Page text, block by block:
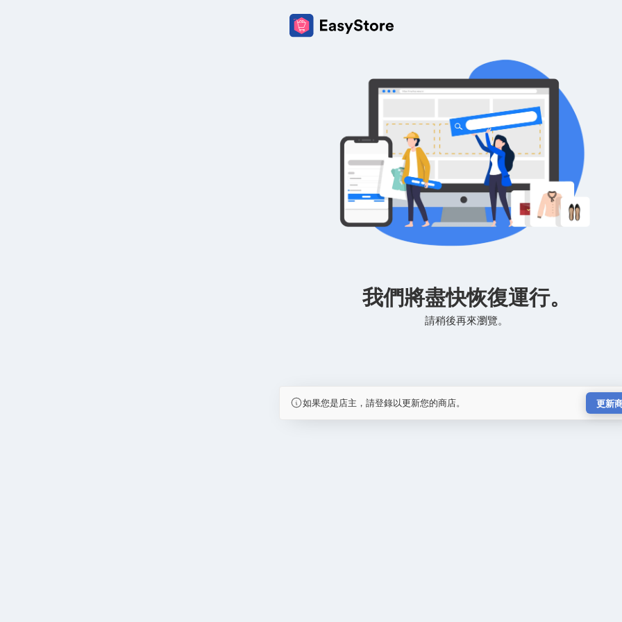
我們將盡快恢復運行。
請稍後再來瀏覽。
如果您是店主，請登錄以更新您的商店。 更新